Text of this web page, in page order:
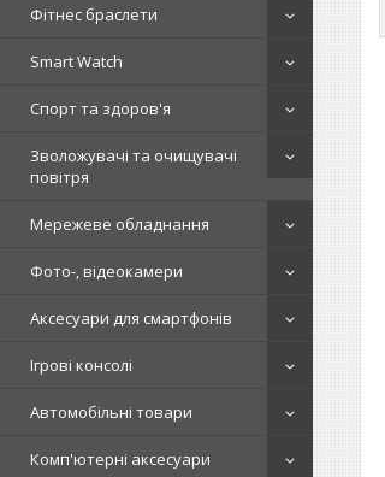
Фітнес браслети
Smart Watch
Спорт та здоров'я
Зволожувачі та очищувачі
повітря
Мережеве обладнання
Фото-, відеокамери
Аксесуари для смартфонів
Ігрові консолі
Автомобільні товари
Комп'ютерні аксесуари